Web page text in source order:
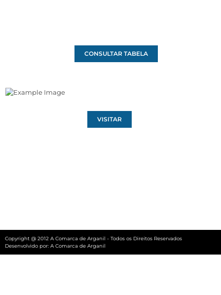
CONSULTAR TABELA
VISITAR
Copyright @ 2012 A Comarca de Arganil - Todos os Direitos Reservados
Desenvolvido por: A Comarca de Arganil